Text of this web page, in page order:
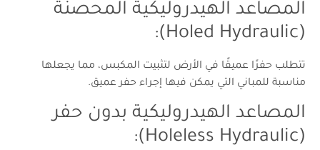
المصاعد الهيدروليكية المحصنة
(Holed Hydraulic):
تتطلب حفرًا عميقًا في الأرض لتثبيت المكبس، مما يجعلها
مناسبة للمباني التي يمكن فيها إجراء حفر عميق.
المصاعد الهيدروليكية بدون حفر
(Holeless Hydraulic):